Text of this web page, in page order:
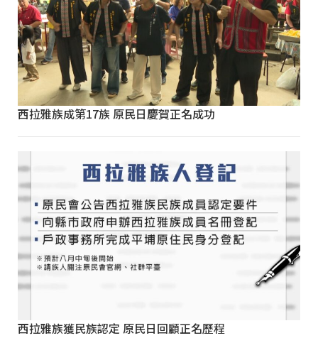
西拉雅族成第17族 原民日慶賀正名成功
西拉雅族獲民族認定 原民日回顧正名歷程